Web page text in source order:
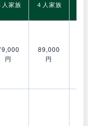
人家族 ４人家族
円
89,000
円